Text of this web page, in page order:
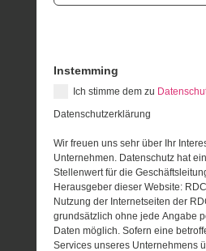
Instemming
Ich stimme dem zu
Datenschutzerklärung
Wir freuen uns sehr über Ihr
Unternehmen. Datenschutz hat
Stellenwert für die
Herausgeber dieser Website:
Nutzung der Internetseiten der
grundsätzlich ohne jede Angabe
Daten möglich. Sofern eine
Services unseres Unternehmens